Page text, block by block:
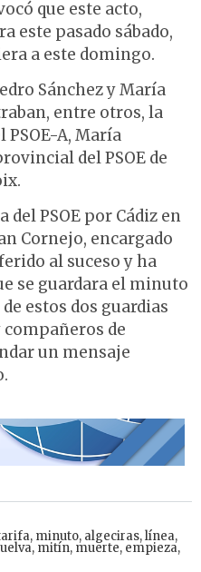
que este acto,
este pasado sábado,
a este domingo.
Sánchez y María
entre otros, la
A, María
del PSOE de
del PSOE por Cádiz en
Cornejo, encargado
al suceso y ha
se guardara el minuto
estos dos guardias
de
un mensaje
, minuto, algeciras,línea,
, mitín, muerte, empieza,